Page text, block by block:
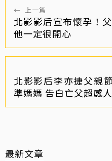
← 上一篇
北影影后宣布懷孕！
他一定很開心
北影影后李亦捷父親
準媽媽 告白亡父超感人
最新文章